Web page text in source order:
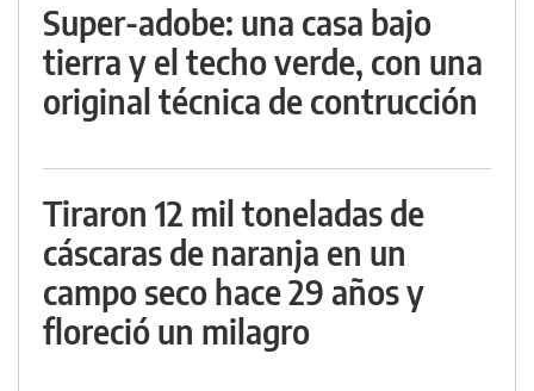
Super-adobe: una casa bajo
tierra y el techo verde, con una
original técnica de contrucción
Tiraron 12 mil toneladas de
cáscaras de naranja en un
campo seco hace 29 años y
floreció un milagro